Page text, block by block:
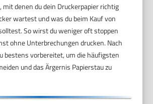
denen du dein Druckerpapier richtig
wartest und was du beim Kauf von
So wirst du weniger oft stoppen
ohne Unterbrechungen drucken. Nach
bestens vorbereitet, um die häufigsten
und das Ärgernis Papierstau zu